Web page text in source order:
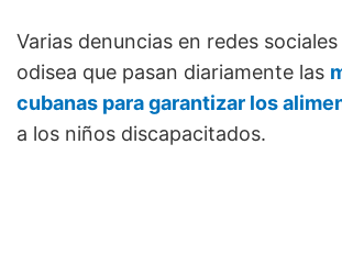
Varias denuncias en redes
odisea que pasan diariamente las
cubanas para garantizar los
a los niños discapacitados.